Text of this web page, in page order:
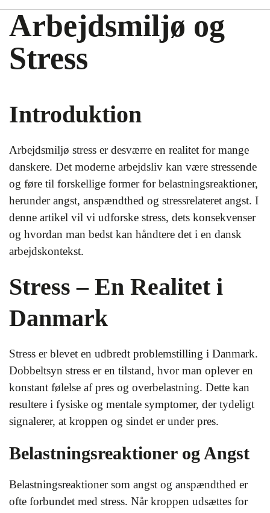
Arbejdsmiljø og
Stress
Introduktion
Arbejdsmiljø stress er desværre en realitet for mange
danskere. Det moderne arbejdsliv kan være stressende
og føre til forskellige former for belastningsreaktioner,
herunder angst, anspændthed og stressrelateret angst. I
denne artikel vil vi udforske stress, dets konsekvenser
og hvordan man bedst kan håndtere det i en dansk
arbejdskontekst.
Stress – En Realitet i
Danmark
Stress er blevet en udbredt problemstilling i Danmark.
Dobbeltsyn stress er en tilstand, hvor man oplever en
konstant følelse af pres og overbelastning. Dette kan
resultere i fysiske og mentale symptomer, der tydeligt
signalerer, at kroppen og sindet er under pres.
Belastningsreaktioner og Angst
Belastningsreaktioner som angst og anspændthed er
ofte forbundet med stress. Når kroppen udsættes for